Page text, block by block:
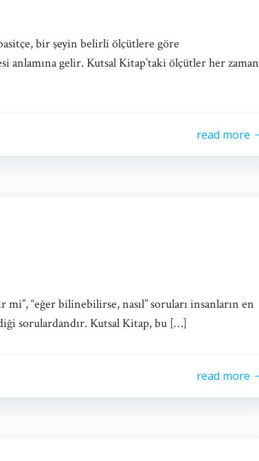
bir şeyin belirli ölçütlere göre
anlamına gelir. Kutsal Kitap’taki ölçütler her zaman
read more
“eğer bilinebilirse, nasıl” soruları insanların en
sorulardandır. Kutsal Kitap, bu […]
read more